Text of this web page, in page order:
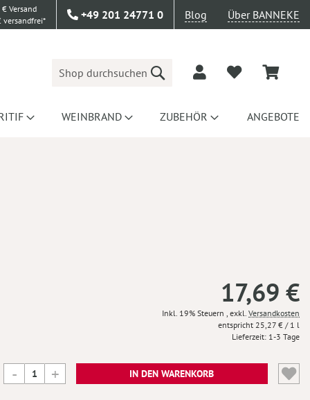
Versand
versandfrei*
+49 201 24771 0 Blog Über BANNEKE
Suche
WEINBRAND ZUBEHÖR ANGEBOTE
17,69 €
Inkl. 19% Steuern , exkl. Versandkosten
25,27 € / 1 l
Lieferzeit 1-3 Tage
IN DEN WARENKORB